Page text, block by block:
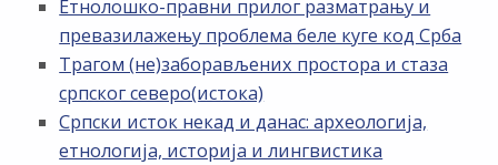
Етнолошко-правни прилог разматрању и
превазилажењу проблема беле куге код Срба
Трагом (не)заборављених простора и стаза
српског северо(истока)
Српски исток некад и данас: археологија,
етнологија, историја и лингвистика